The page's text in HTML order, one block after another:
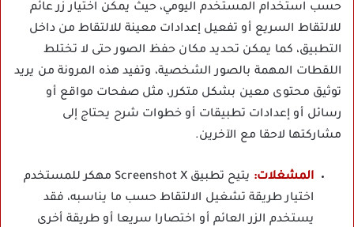
حسب استخدام المستخدم اليومي، حيث يمكن اختيار زر عائم
للالتقاط السريع أو تفعيل إعدادات معينة للالتقاط من داخل
التطبيق، كما يمكن تحديد مكان حفظ الصور حتى لا تختلط
اللقطات المهمة بالصور الشخصية، وتفيد هذه المرونة من يريد
توثيق محتوى معين بشكل متكرر، مثل صفحات مواقع أو
رسائل أو إعدادات تطبيقات أو خطوات شرح يحتاج إلى
مشاركتها لاحقا مع الآخرين.
المشغلات:
يتيح تطبيق Screenshot X مهكر للمستخدم
اختيار طريقة تشغيل الالتقاط حسب ما يناسبه، فقد
يستخدم الزر العائم أو اختصارا سريعا أو طريقة أخرى